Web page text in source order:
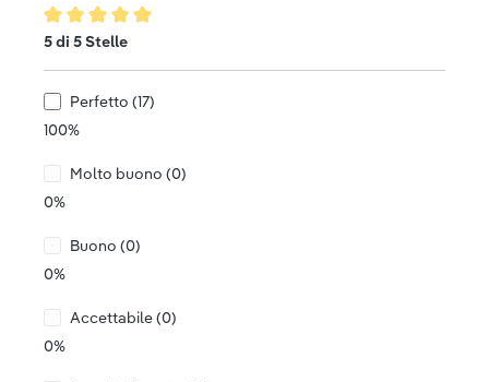
Valutazione media di 5 su 5 stelle
5 di 5 Stelle
Perfetto (17)
100%
Molto buono (0)
0%
Buono (0)
0%
Accettabile (0)
0%